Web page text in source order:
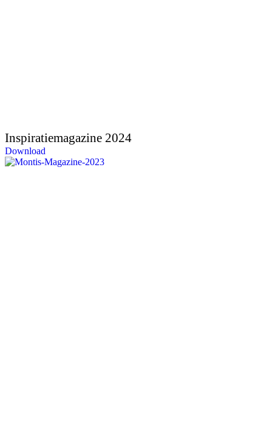
Inspiratiemagazine 2024
Download